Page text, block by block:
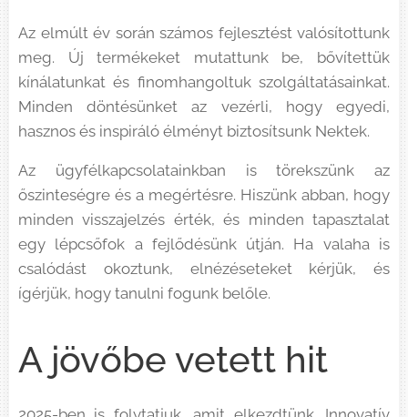
Az elmúlt év során számos fejlesztést valósítottunk
meg. Új termékeket mutattunk be, bővítettük
kínálatunkat és finomhangoltuk szolgáltatásainkat.
Minden döntésünket az vezérli, hogy egyedi,
hasznos és inspiráló élményt biztosítsunk Nektek.
Az ügyfélkapcsolatainkban is törekszünk az
őszinteségre és a megértésre. Hiszünk abban, hogy
minden visszajelzés érték, és minden tapasztalat
egy lépcsőfok a fejlődésünk útján. Ha valaha is
csalódást okoztunk, elnézéseteket kérjük, és
ígérjük, hogy tanulni fogunk belőle.
A jövőbe vetett hit